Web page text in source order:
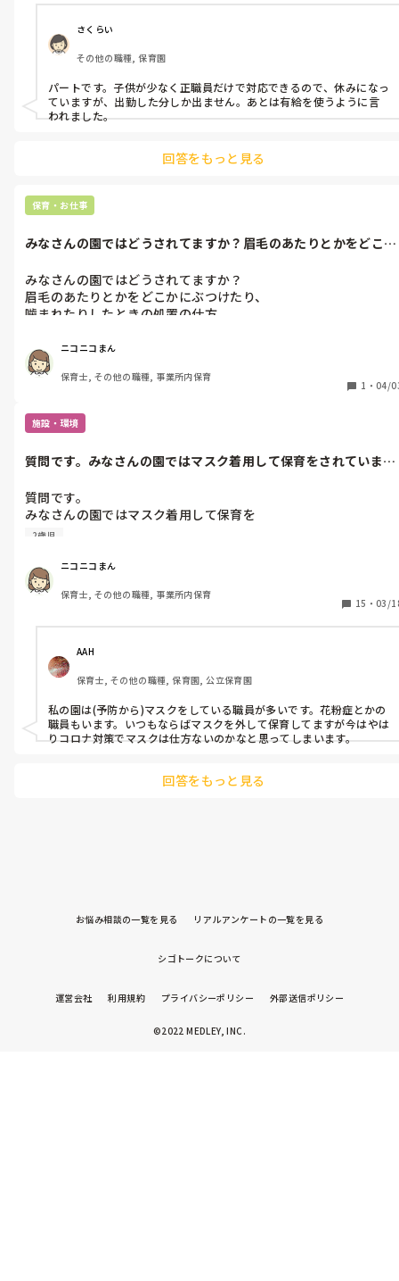
職員の中でも子どもが小学生以下だと国からの補償があるようで
出勤した分しか給与が発生しないとなると、なかなか厳しいもの
もありますね。。
みなさんの園はどうですか？
さくらい
その他の職種, 保育園
パートです。子供が少なく正職員だけで対応できるので、休みになっ
ていますが、出勤した分しか出ません。あとは有給を使うように言
われました。
回答をもっと見る
保育・お仕事
みなさんの園ではどうされてますか？眉毛のあたりとかをどこか
みなさんの園ではどうされてますか？
眉毛のあたりとかをどこかにぶつけたり、
噛まれたりしたときの処置の仕方。
氷のうとかをあてるのもじっとしてて
くれないし。。
何かいい方法ないでしょうか？
ニコニコまん
保育士, その他の職種, 事業所内保育
1 ・ 04/
施設・環境
質問です。みなさんの園ではマスク着用して保育をされています
質問です。
みなさんの園ではマスク着用して保育を
されていますか？
0,1,2歳児さんなので、保育者がみんなずっと
マスクをつけてるというのは、顔の表情も
ちゃんと見えないし、精神的にちょっと不安定
始めてるのですが、どうなんでしょうか？
2歳児
ニコニコまん
保育士, その他の職種, 事業所内保育
15 ・ 03/
AAH
保育士, その他の職種, 保育園, 公立保育園
私の園は(予防から)マスクをしている職員が多いです。花粉症とかの
職員もいます。いつもならばマスクを外して保育してますが今はやは
りコロナ対策でマスクは仕方ないのかなと思ってしまいます。
回答をもっと見る
お悩み相談の一覧を見る リアルアンケートの一覧を見る
シゴトークについて
運営会社 利用規約 プライバシーポリシー 外部送信ポリシー
©2022 MEDLEY, INC.